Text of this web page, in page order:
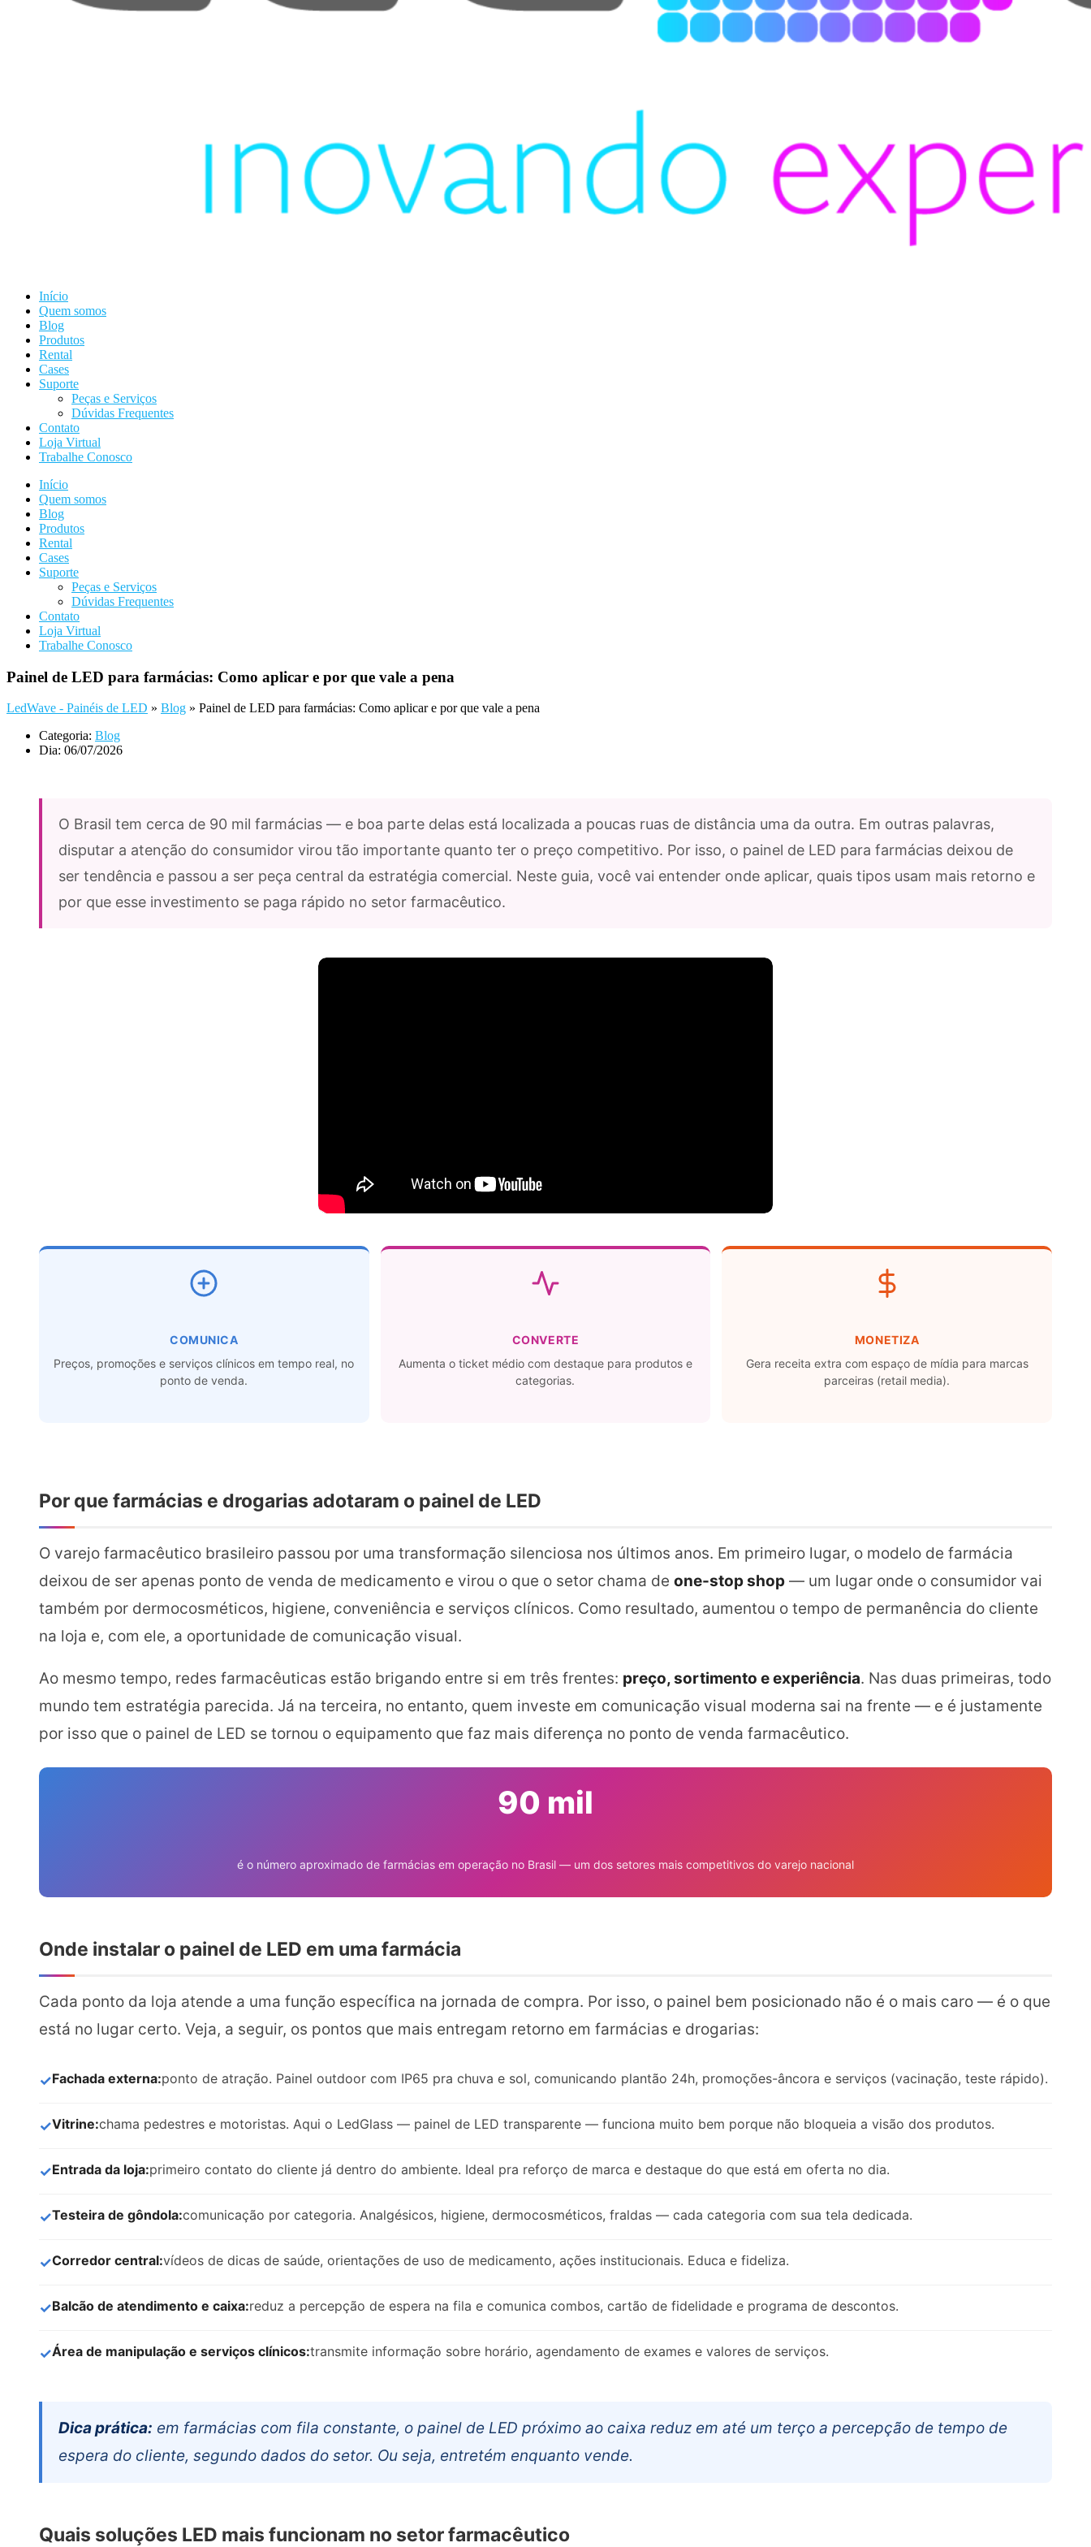
Início
Quem somos
Blog
Produtos
Rental
Cases
Suporte
Peças e Serviços
Dúvidas Frequentes
Contato
Loja Virtual
Trabalhe Conosco
Início
Quem somos
Blog
Produtos
Rental
Cases
Suporte
Peças e Serviços
Dúvidas Frequentes
Contato
Loja Virtual
Trabalhe Conosco
Painel de LED para farmácias: Como aplicar e por que vale a pena
LedWave - Painéis de LED » Blog » Painel de LED para farmácias: Como aplicar e por que vale a pena
Categoria: Blog
Dia: 06/07/2026
O Brasil tem cerca de 90 mil farmácias — e boa parte delas está localizada a poucas ruas de distância uma da outra. Em outras palavras,
disputar a atenção do consumidor virou tão importante quanto ter o preço competitivo. Por isso, o painel de LED para farmácias deixou de
ser tendência e passou a ser peça central da estratégia comercial. Neste guia, você vai entender onde aplicar, quais tipos usam mais retorno e
por que esse investimento se paga rápido no setor farmacêutico.
COMUNICA
Preços, promoções e serviços clínicos em tempo real, no
ponto de venda.
CONVERTE
Aumenta o ticket médio com destaque para produtos e
categorias.
MONETIZA
Gera receita extra com espaço de mídia para marcas
parceiras (retail media).
Por que farmácias e drogarias adotaram o painel de LED
O varejo farmacêutico brasileiro passou por uma transformação silenciosa nos últimos anos. Em primeiro lugar, o modelo de farmácia
deixou de ser apenas ponto de venda de medicamento e virou o que o setor chama de one-stop shop — um lugar onde o consumidor vai
também por dermocosméticos, higiene, conveniência e serviços clínicos. Como resultado, aumentou o tempo de permanência do cliente
na loja e, com ele, a oportunidade de comunicação visual.
Ao mesmo tempo, redes farmacêuticas estão brigando entre si em três frentes: preço, sortimento e experiência. Nas duas primeiras, todo
mundo tem estratégia parecida. Já na terceira, no entanto, quem investe em comunicação visual moderna sai na frente — e é justamente
por isso que o painel de LED se tornou o equipamento que faz mais diferença no ponto de venda farmacêutico.
90 mil
é o número aproximado de farmácias em operação no Brasil — um dos setores mais competitivos do varejo nacional
Onde instalar o painel de LED em uma farmácia
Cada ponto da loja atende a uma função específica na jornada de compra. Por isso, o painel bem posicionado não é o mais caro — é o que
está no lugar certo. Veja, a seguir, os pontos que mais entregam retorno em farmácias e drogarias:
Fachada externa:ponto de atração. Painel outdoor com IP65 pra chuva e sol, comunicando plantão 24h, promoções-âncora e serviços (vacinação, teste rápido).
Vitrine:chama pedestres e motoristas. Aqui o LedGlass — painel de LED transparente — funciona muito bem porque não bloqueia a visão dos produtos.
Entrada da loja:primeiro contato do cliente já dentro do ambiente. Ideal pra reforço de marca e destaque do que está em oferta no dia.
Testeira de gôndola:comunicação por categoria. Analgésicos, higiene, dermocosméticos, fraldas — cada categoria com sua tela dedicada.
Corredor central:vídeos de dicas de saúde, orientações de uso de medicamento, ações institucionais. Educa e fideliza.
Balcão de atendimento e caixa:reduz a percepção de espera na fila e comunica combos, cartão de fidelidade e programa de descontos.
Área de manipulação e serviços clínicos:transmite informação sobre horário, agendamento de exames e valores de serviços.
Dica prática: em farmácias com fila constante, o painel de LED próximo ao caixa reduz em até um terço a percepção de tempo de
espera do cliente, segundo dados do setor. Ou seja, entretém enquanto vende.
Quais soluções LED mais funcionam no setor farmacêutico